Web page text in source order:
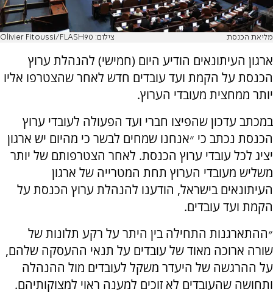
מליאת הכנסת צילום: Olivier Fitoussi/FLASH90
ארגון העיתונאים הודיע היום (חמישי) להנהלת ערוץ
הכנסת על הקמת ועד עובדים חדש לאחר שהצטרפו אליו
יותר ממחצית מעובדי הערוץ.
במכתב עדכון שהפיצו חברי ועד הפעולה לעובדי ערוץ
הכנסת נכתב כי ״אנחנו שמחים לבשר כי מהיום יש ארגון
יציג לכל עובדי ערוץ הכנסת. לאחר הצטרפותם של יותר
משליש מעובדי הערוץ תחת המטרייה של ארגון
העיתונאים בישראל, הודענו להנהלת ערוץ הכנסת על
הקמת ועד עובדים.
״ההתארגנות התחילה בין היתר על רקע תלונות של
שורה ארוכה מאוד של עובדים על תנאי ההעסקה שלהם,
על ההרגשה של היעדר משקל לעובדים מול ההנהלה
ותחושה שהעובדים לא זוכים למענה ראוי למצוקותיהם.